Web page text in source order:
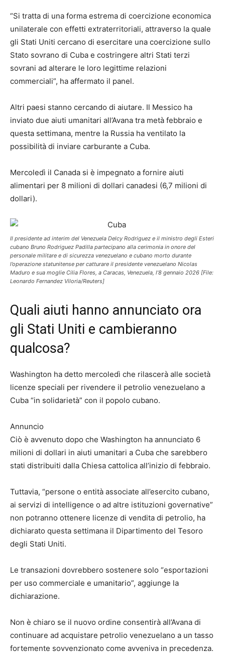
“Si tratta di una forma estrema di coercizione economica
unilaterale con effetti extraterritoriali, attraverso la quale
gli Stati Uniti cercano di esercitare una coercizione sullo
Stato sovrano di Cuba e costringere altri Stati terzi
sovrani ad alterare le loro legittime relazioni
commerciali”, ha affermato il panel.
Altri paesi stanno cercando di aiutare. Il Messico ha
inviato due aiuti umanitari all’Avana tra metà febbraio e
questa settimana, mentre la Russia ha ventilato la
possibilità di inviare carburante a Cuba.
Mercoledì il Canada si è impegnato a fornire aiuti
alimentari per 8 milioni di dollari canadesi (6,7 milioni di
dollari).
Il presidente ad interim del Venezuela Delcy Rodriguez e il ministro degli Esteri
cubano Bruno Rodriguez Padilla partecipano alla cerimonia in onore del
personale militare e di sicurezza venezuelano e cubano morto durante
l’operazione statunitense per catturare il presidente venezuelano Nicolas
Maduro e sua moglie Cilia Flores, a Caracas, Venezuela, l’8 gennaio 2026 [File:
Leonardo Fernandez Viloria/Reuters]
Quali aiuti hanno annunciato ora
gli Stati Uniti e cambieranno
qualcosa?
Washington ha detto mercoledì che rilascerà alle società
licenze speciali per rivendere il petrolio venezuelano a
Cuba “in solidarietà” con il popolo cubano.
Annuncio
Ciò è avvenuto dopo che Washington ha annunciato 6
milioni di dollari in aiuti umanitari a Cuba che sarebbero
stati distribuiti dalla Chiesa cattolica all’inizio di febbraio.
Tuttavia, “persone o entità associate all’esercito cubano,
ai servizi di intelligence o ad altre istituzioni governative”
non potranno ottenere licenze di vendita di petrolio, ha
dichiarato questa settimana il Dipartimento del Tesoro
degli Stati Uniti.
Le transazioni dovrebbero sostenere solo “esportazioni
per uso commerciale e umanitario”, aggiunge la
dichiarazione.
Non è chiaro se il nuovo ordine consentirà all’Avana di
continuare ad acquistare petrolio venezuelano a un tasso
fortemente sovvenzionato come avveniva in precedenza.